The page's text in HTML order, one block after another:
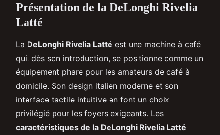
Présentation de la DeLonghi Rivelia
Latté
La DeLonghi Rivelia Latté est une machine à café
qui, dès son introduction, se positionne comme un
équipement phare pour les amateurs de café à
domicile. Son design italien moderne et son
interface tactile intuitive en font un choix
privilégié pour les foyers exigeants. Les
caractéristiques de la DeLonghi Rivelia Latté